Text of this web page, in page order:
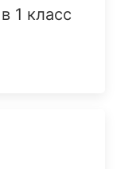
1 класс